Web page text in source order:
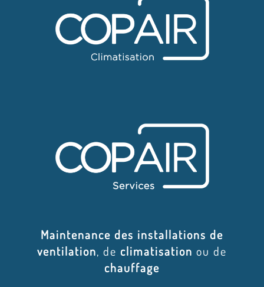
Maintenance des installations de
ventilation, de climatisation ou de
chauffage